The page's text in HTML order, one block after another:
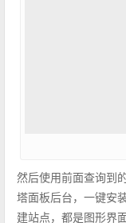
然后使用前面查询到
塔面板后台，一键安
建站点，都是图形界